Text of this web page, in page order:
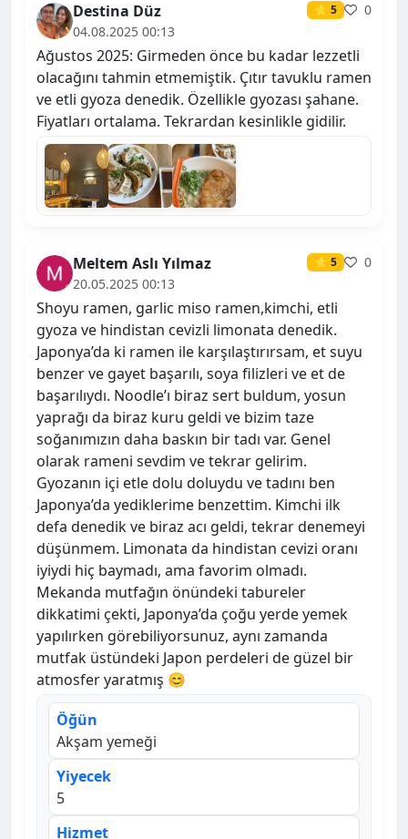
Destina Düz ⭐ 5
0
04.08.2025 00:13
Ağustos 2025: Girmeden önce bu kadar lezzetli
olacağını tahmin etmemiştik. Çıtır tavuklu ramen
ve etli gyoza denedik. Özellikle gyozası şahane.
Fiyatları ortalama. Tekrardan kesinlikle gidilir.
Meltem Aslı Yılmaz ⭐ 5
0
20.05.2025 00:13
Shoyu ramen, garlic miso ramen,kimchi, etli
gyoza ve hindistan cevizli limonata denedik.
Japonya’da ki ramen ile karşılaştırırsam, et suyu
benzer ve gayet başarılı, soya filizleri ve et de
başarılıydı. Noodle’ı biraz sert buldum, yosun
yaprağı da biraz kuru geldi ve bizim taze
soğanımızın daha baskın bir tadı var. Genel
olarak rameni sevdim ve tekrar gelirim.
Gyozanın içi etle dolu doluydu ve tadını ben
Japonya’da yediklerime benzettim. Kimchi ilk
defa denedik ve biraz acı geldi, tekrar denemeyi
düşünmem. Limonata da hindistan cevizi oranı
iyiydi hiç baymadı, ama favorim olmadı.
Mekanda mutfağın önündeki tabureler
dikkatimi çekti, Japonya’da çoğu yerde yemek
yapılırken görebiliyorsunuz, aynı zamanda
mutfak üstündeki Japon perdeleri de güzel bir
atmosfer yaratmış 😊
Öğün
Akşam yemeği
Yiyecek
5
Hizmet